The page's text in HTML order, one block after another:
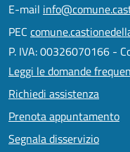
E-mail
PEC
P. IVA: 00326070166 -
Leggi le domande
Richiedi assistenza
Prenota appuntamento
Segnala disservizio